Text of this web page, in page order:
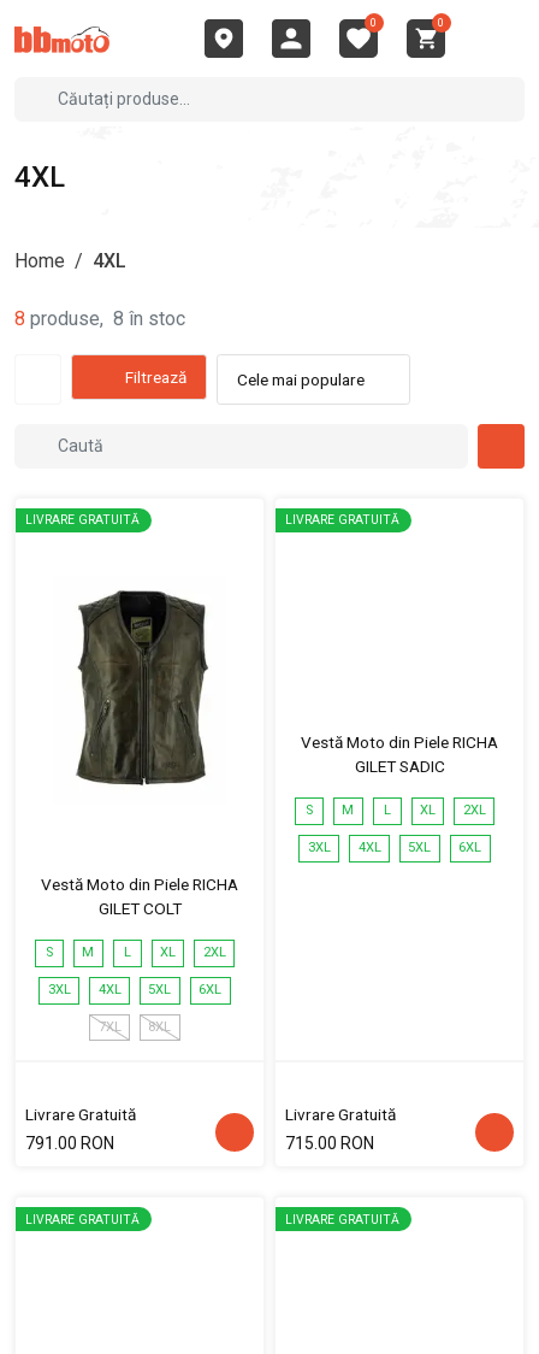
0 0
4XL
Home / 4XL
8 produse, 8 în stoc
Filtrează Cele mai populare
LIVRARE GRATUITĂ
Vestă Moto din Piele RICHA
GILET COLT
S M L XL 2XL
3XL 4XL 5XL 6XL
7XL 8XL
Livrare Gratuită
791.00 RON
LIVRARE GRATUITĂ
Vestă Moto din Piele RICHA
GILET SADIC
S M L XL 2XL
3XL 4XL 5XL 6XL
Livrare Gratuită
715.00 RON
LIVRARE GRATUITĂ LIVRARE GRATUITĂ